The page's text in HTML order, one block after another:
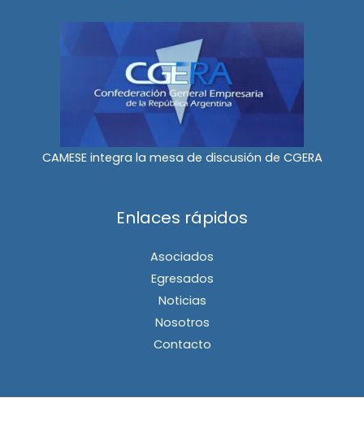
CAMESE integra la mesa de discusión de CGERA
Enlaces rápidos
Asociados
Egresados
Noticias
Nosotros
Contacto